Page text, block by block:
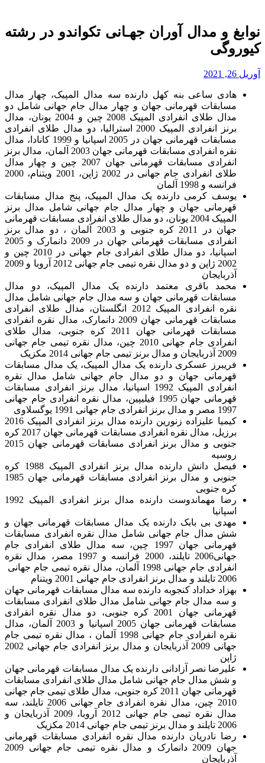
نوابغ و مدال آوران جهـانی تکواندو در رشته
کیوروگی
آوریل 26, 2021
هادی ساعی بنه کهل دارنده سه مدال المپیک، چهار مدال
مسابقات قهرمانی جهان و چهار مدال جام جهانی شامل دو
مدال طلای انفرادی المپیک 2008 چین و 2004 یونان، مدال
برنز انفرادی المپیک 2000 استرالیا، دو مدال طلای انفرادی
مسابقات قهرمانی جهان در 2005 اسپانیا و 1999 کانادا، مدال
نقره انفرادی مسابقات قهرمانی جهان 2003 آلمان، مدال برنز
انفرادی مسابقات قهرمانی جهان 2007 چین و چهار مدال
طلای انفرادی جام جهانی در 2002 ژاپن، 2001 ویتنام، 2000
فرانسه و 1998 آلمان
یوسف کرمی دارنده یک مدال المپیک، پنج مدال مسابقات
قهرمانی جهان و چهار مدال جام جهانی شامل مدال برنز
المپیک 2004 یونان، دو مدال طلای انفرادی مسابقات قهرمانی
جهان در 2011 کره جنوبی و 2003 آلمان ، دو مدال برنز
انفرادی مسابقات قهرمانی جهان در 2009 دانمارک و 2005
اسپانیا، دو مدال طلای انفرادی جام جهانی در 2010 چین و
2002 ژاپن و دو مدال نقره تیمی جام جهانی 2012 آروبا و 2009
آذربایجان
محمد باقری معتمد دارنده یک مدال المپیک، دو مدال
مسابقات قهرمانی جهان و سه مدال جام جهانی شامل مدال
نقره انفرادی المپیک 2012 انگلستان، مدال طلای انفرادی
مسابقات قهرمانی جهان 2009 دانمارک، مدال نقره انفرادی
مسابقات قهرمانی جهان 2011 کره جنوبی، مدال طلای
انفرادی جام جهانی 2010 چین، مدال نقره تیمی جام جهانی
2009 آذربایجان و مدال برنز تیمی جام جهانی 2014 مکزیک
فریبرز عسکری دارنده یک مدال المپیک، یک مدال مسابقات
قهرمانی جهان و دو مدال جام جهانی شامل مدال نقره
انفرادی المپیک 1992 اسپانیا، مدال برنز انفرادی مسابقات
قهرمانی جهان 1995 فیلیپین، مدال نقره انفرادی جام جهانی
1997 مصر و مدال برنز انفرادی جام جهانی 1991 یوگسلاوی
کیمیا علیزاده زنورین دارنده مدال برنز انفرادی المپیک 2016
برزیل، مدال نقره انفرادی مسابقات قهرمانی جهان 2017 کره
جنوبی و مدال برنز انفرادی مسابقات قهرمانی جهان 2015
روسیه
فیصل دانش دارنده مدال برنز انفرادی المپیک 1988 کره
جنوبی و مدال برنز انفرادی مسابقات قهرمانی جهان 1985
کره جنوبی
رضا مهماندوست دارنده مدال برنز انفرادی المپیک 1992
اسپانیا
مهدی بی بابک دارنده یک مدال مسابقات قهرمانی جهان و
شش مدال جام جهانی شامل مدال نقره انفرادی مسابقات
قهرمانی جهان 1997 چین، سه مدال طلای انفرادی جام
جهانی2006 تایلند، 2000 فرانسه و 1997 مصر، مدال نقره
انفرادی جام جهانی 1998 آلمان، مدال نقره تیمی جام جهانی
2006 تایلند و مدال برنز انفرادی جام جهانی 2001 ویتنام
بهزاد خداداد کنجوبه دارنده سه مدال مسابقات قهرمانی جهان
و سه مدال جام جهانی شامل مدال طلای انفرادی مسابقات
قهرمانی جهان 2001 کره جنوبی، دو مدال نقره انفرادی
مسابقات قهرمانی جهان 2005 اسپانیا و 2003 آلمان، مدال
نقره انفرادی جام جهانی 1998 آلمان ، مدال نقره تیمی جام
جهانی 2009 آذربایجان و مدال برنز انفرادی جام جهانی 2002
ژاپن
علیرضا نصر آزادانی دارنده یک مدال مسابقات قهرمانی جهان
و شش مدال جام جهانی شامل مدال طلای انفرادی مسابقات
قهرمانی جهان 2011 کره جنوبی، مدال طلای تیمی جام جهانی
2010 چین، مدال نقره انفرادی جام جهانی 2006 تایلند، سه
مدال نقره تیمی جام جهانی 2012 آروبا، 2009 آذربایجان و
2006 تایلند و مدال برنز تیمی جام جهانی 2014 مکزیک
رضا نادریان دارنده مدال نقره انفرادی مسابقات قهرمانی
جهان 2009 دانمارک و مدال نقره تیمی جام جهانی 2009
آذربایجان